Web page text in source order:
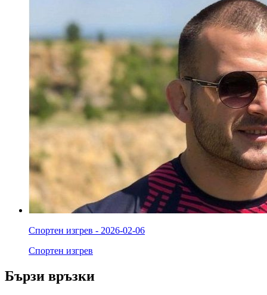
Спортен изгрев - 2026-02-06
Спортен изгрев
Бързи връзки